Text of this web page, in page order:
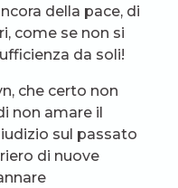
della pace, di
come se non si
da soli!
che certo non
non amare il
sul passato
di nuove